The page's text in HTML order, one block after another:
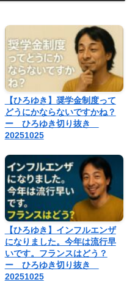
【ひろゆき】奨学金制度って
どうにかならないですかね？
ー ひろゆき切り抜き
20251025
【ひろゆき】インフルエンザ
になりました。今年は流行早
いです。フランスはどう？
ー ひろゆき切り抜き
20251025